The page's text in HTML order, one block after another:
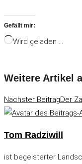
Gefällt mir:
Wird geladen …
Weitere Artikel
Nächster BeitragDer
Tom Radziwill
ist begeisterter